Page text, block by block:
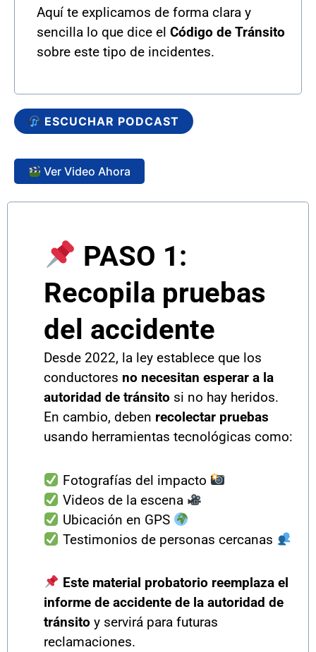
Aquí te explicamos de forma clara y
sencilla lo que dice el Código de Tránsito
sobre este tipo de incidentes.
ESCUCHAR PODCAST
Ver Video Ahora
PASO 1:
Recopila pruebas
del accidente
Desde 2022, la ley establece que los
conductores no necesitan esperar a la
autoridad de tránsito si no hay heridos.
En cambio, deben recolectar pruebas
usando herramientas tecnológicas como:
Fotografías del impacto
Videos de la escena
Ubicación en GPS
Testimonios de personas cercanas
Este material probatorio reemplaza el
informe de accidente de la autoridad de
tránsito y servirá para futuras
reclamaciones.